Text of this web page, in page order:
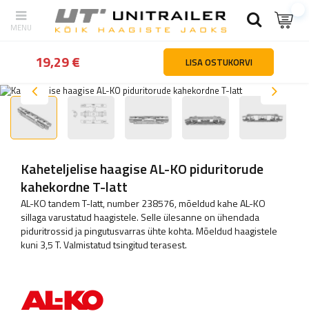
tagasi Kodu Haagiste osad ja tarvikud Teljed ja vedrustuse
Kaheteljelise haagise AL-KO piduritorude
kahekordne T-latt
AL-KO tandem T-latt, number 238576, mõeldud kahe AL-KO
sillaga varustatud haagistele. Selle ülesanne on ühendada
piduritrossid ja pingutusvarras ühte kohta. Mõeldud haagistele
kuni 3,5 T. Valmistatud tsingitud terasest.
19,29 € LISA OSTUKORVI